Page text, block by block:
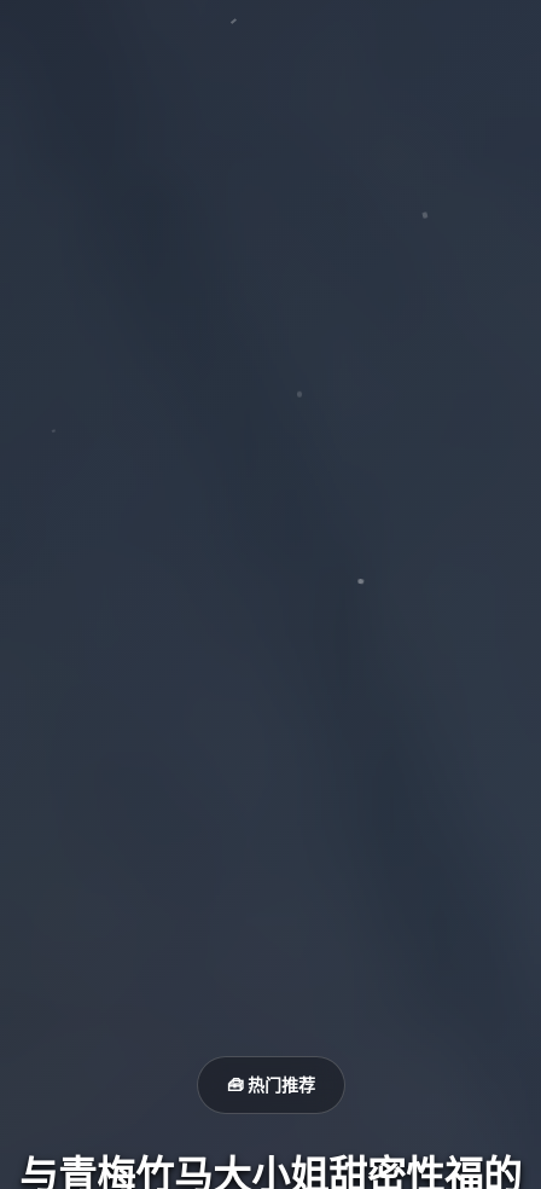
🧰 热门推荐
与青梅竹马大小姐甜密性福的